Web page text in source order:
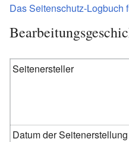
Das Seitenschutz-Logbuch
Seitenersteller
Datum der Seitenerstellung